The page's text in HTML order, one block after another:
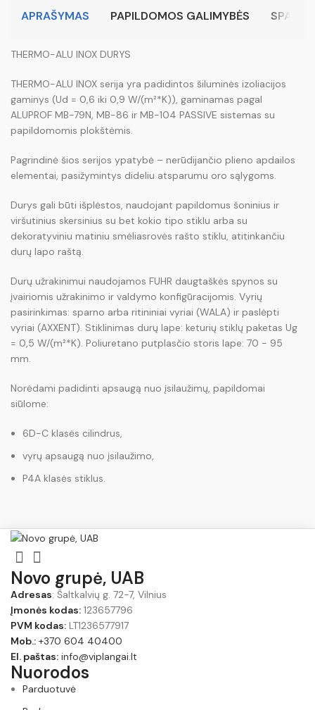
APRAŠYMAS PAPILDOMOS GALIMYBĖS
THERMO-ALU INOX DURYS
THERMO-ALU INOX serija yra padidintos šiluminės izoliacijos
gaminys (Ud = 0,6 iki 0,9 W/(m²*K)), gaminamas pagal
ALUPROF MB-79N, MB-86 ir MB-104 PASSIVE sistemas su
papildomomis plokštėmis.
Pagrindinė šios serijos ypatybė – nerūdijančio plieno apdailos
elementai, pasižymintys dideliu atsparumu oro sąlygoms.
Durys gali būti išplėstos, naudojant papildomus šoninius ir
viršutinius skersinius su bet kokio tipo stiklu arba su
dekoratyviniu matiniu smėliasrovės rašto stiklu, atitinkančiu
durų lapo raštą.
Durų užrakinimui naudojamos FUHR daugtaškės spynos su
įvairiomis užrakinimo ir valdymo konfigūracijomis. Vyrių
pasirinkimas: sparno arba ritininiai vyriai (WALA) ir paslėpti
vyriai (AXXENT). Stiklinimas durų lape: keturių stiklų paketas Ug
= 0,5 W/(m²*K). Poliuretano putplasčio storis lape: 70 - 95
mm.
Norėdami padidinti apsaugą nuo įsilaužimų, papildomai
siūlome:
6D-C klasės cilindrus,
vyrų apsaugą nuo įsilaužimo,
P4A klasės stiklus.
Novo grupė, UAB
Adresas: Šaltkalvių g. 72-7, Vilnius
Įmonės kodas: 123657796
PVM kodas: LT1236577917
Mob.: +370 604 40400
El. paštas: info@viplangai.lt
Nuorodos
Parduotuvė